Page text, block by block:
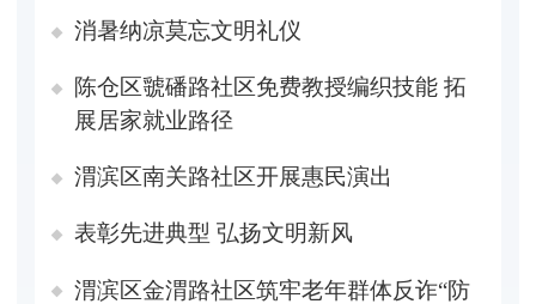
消暑纳凉莫忘文明礼仪
陈仓区虢磻路社区免费教授编织技能 拓
展居家就业路径
渭滨区南关路社区开展惠民演出
表彰先进典型 弘扬文明新风
渭滨区金渭路社区筑牢老年群体反诈“防